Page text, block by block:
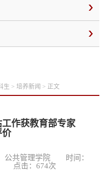
生 > 培养新闻 > 正文
作获教育部专家
价
公共管理学院 时间：
点击： 674次